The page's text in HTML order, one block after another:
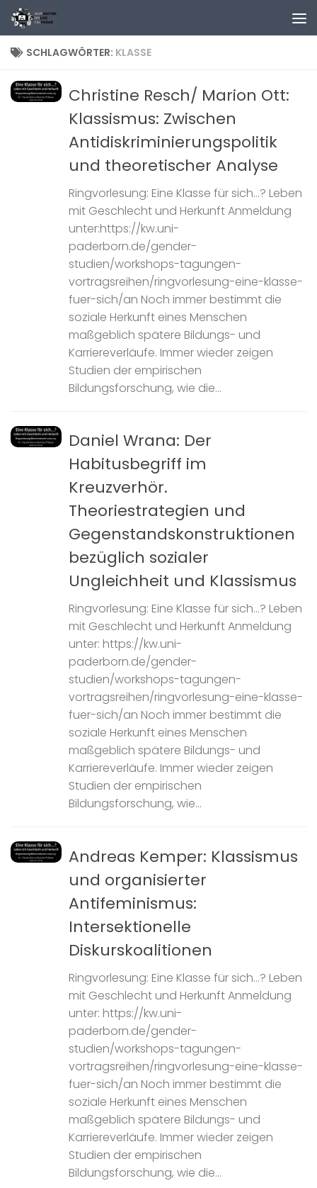
Zum Inhalt springen
SCHLAGWÖRTER: KLASSE
Christine Resch/ Marion Ott:
Klassismus: Zwischen
Antidiskriminierungspolitik
und theoretischer Analyse
Ringvorlesung: Eine Klasse für sich…? Leben
mit Geschlecht und Herkunft Anmeldung
unter:https://kw.uni-
paderborn.de/gender-
studien/workshops-tagungen-
vortragsreihen/ringvorlesung-eine-klasse-
fuer-sich/an Noch immer bestimmt die
soziale Herkunft eines Menschen
maßgeblich spätere Bildungs- und
Karriereverläufe. Immer wieder zeigen
Studien der empirischen
Bildungsforschung, wie die...
Daniel Wrana: Der
Habitusbegriff im
Kreuzverhör.
Theoriestrategien und
Gegenstandskonstruktionen
bezüglich sozialer
Ungleichheit und Klassismus
Ringvorlesung: Eine Klasse für sich…? Leben
mit Geschlecht und Herkunft Anmeldung
unter: https://kw.uni-
paderborn.de/gender-
studien/workshops-tagungen-
vortragsreihen/ringvorlesung-eine-klasse-
fuer-sich/an Noch immer bestimmt die
soziale Herkunft eines Menschen
maßgeblich spätere Bildungs- und
Karriereverläufe. Immer wieder zeigen
Studien der empirischen
Bildungsforschung, wie...
Andreas Kemper: Klassismus
und organisierter
Antifeminismus:
Intersektionelle
Diskurskoalitionen
Ringvorlesung: Eine Klasse für sich…? Leben
mit Geschlecht und Herkunft Anmeldung
unter: https://kw.uni-
paderborn.de/gender-
studien/workshops-tagungen-
vortragsreihen/ringvorlesung-eine-klasse-
fuer-sich/an Noch immer bestimmt die
soziale Herkunft eines Menschen
maßgeblich spätere Bildungs- und
Karriereverläufe. Immer wieder zeigen
Studien der empirischen
Bildungsforschung, wie die...